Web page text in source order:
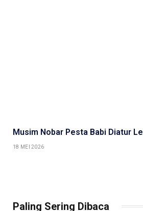
Musim Nobar Pesta Babi Diatur
18 MEI 2026
Paling Sering Dibaca